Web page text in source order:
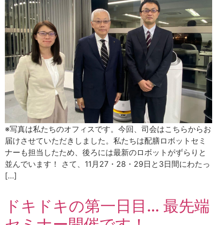
※写真は私たちのオフィスです。今回、司会はこちらからお
届けさせていただきしました。私たちは配膳ロボットセミ
ナーも担当したため、後ろには最新のロボットがずらりと
並んでいます！ さて、11月27・28・29日と3日間にわたっ
[…]
ドキドキの第一日目… 最先端